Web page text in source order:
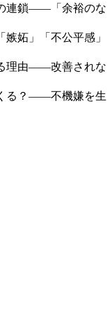
連鎖――「余裕のな
妬」「不公平感」
理由――改善されな
る？――不機嫌を生